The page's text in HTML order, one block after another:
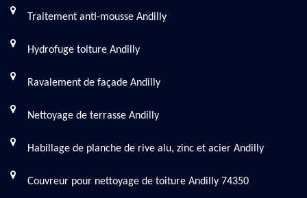
Traitement anti-mousse Andilly
Hydrofuge toiture Andilly
Ravalement de façade Andilly
Nettoyage de terrasse Andilly
Habillage de planche de rive alu, zinc et acier Andilly
Couvreur pour nettoyage de toiture Andilly 74350